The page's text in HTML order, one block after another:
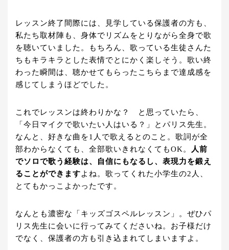
レッスン終了間際には、見学している保護者の方も、
私たち取材陣も、身体でリズムをとりながら全身で歌
を聴いていました。もちろん、歌っている生徒さんた
ちもキラキラとした表情でとにかく楽しそう。歌い終
わった瞬間は、聴かせてもらったこちらまで達成感を
感じてしまうほどでした。
これでレッスンは終わりかな？ と思っていたら、
「今日マイクで歌いたい人はいる？」とパリス先生。
なんと、好きな曲を1人で歌えるとのこと。歌詞が全
部わからなくても、全部歌いきれなくてもOK。
人前
でソロで歌う経験は、自信にもなるし、表現力を鍛え
ることができますよね。歌ってくれた小学生の2人、
とてもかっこよかったです。
なんとも濃密な「キッズゴスペルレッスン」。ぜひパ
リス先生に会いに行ってみてくださいね。お子様だけ
でなく、保護者の方も引き込まれてしまいますよ。